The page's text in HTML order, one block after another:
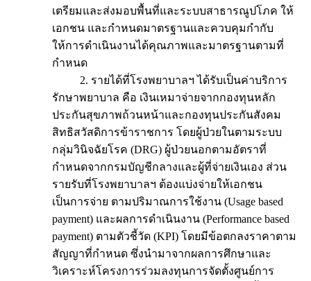
เตรียมและส่งมอบพื้นที่และระบบสาธารณูปโภค ให้
เอกชน และกำหนดมาตรฐานและควบคุมกำกับ
ให้การดำเนินงานได้คุณภาพและมาตรฐานตามที่
กำหนด
2. รายได้ที่โรงพยาบาลฯ ได้รับเป็นค่าบริการ
รักษาพยาบาล คือ เงินเหมาจ่ายจากกองทุนหลัก
ประกันสุขภาพถ้วนหน้าและกองทุนประกันสังคม
สิทธิสวัสดิการข้าราชการ โดยผู้ป่วยในตามระบบ
กลุ่มวินิจฉัยโรค (DRG) ผู้ป่วยนอกตามอัตราที่
กำหนดจากกรมบัญชีกลางและผู้ที่จ่ายเงินเอง ส่วน
รายรับที่โรงพยาบาลฯ ต้องแบ่งจ่ายให้เอกชน
เป็นการจ่าย ตามปริมาณการใช้งาน (Usage based
payment) และผลการดำเนินงาน (Performance based
payment) ตามตัวชี้วัด (KPI) โดยมีข้อตกลงราคาตาม
สัญญาที่กำหนด ซึ่งนำมาจากผลการศึกษาและ
วิเคราะห์โครงการร่วมลงทุนการจัดตั้งศูนย์การ